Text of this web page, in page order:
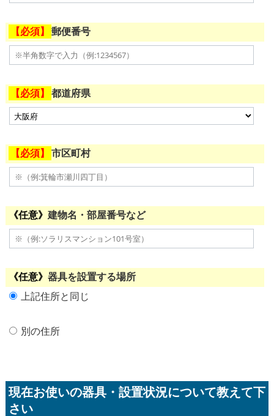
郵便番号
都道府県
市区町村
建物名・部屋番号など
器具を設置する場所
上記住所と同じ
別の住所
現在お使いの器具・設置状況について教えて下
さい